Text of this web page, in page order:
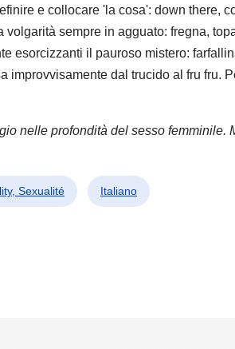
e collocare 'la cosa': down there,
sempre in agguato: fregna,
esorcizzanti il pauroso mistero:
improvvisamente dal trucido al fru fru.
nelle profondità del sesso femminile.
Sexualité Italiano